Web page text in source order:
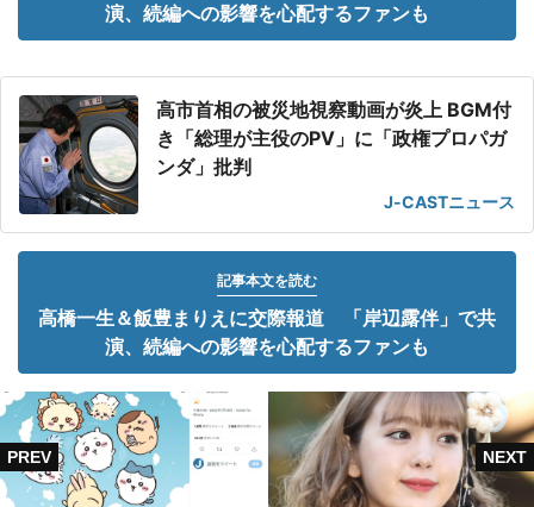
演、続編への影響を心配するファンも
高市首相の被災地視察動画が炎上 BGM付
き「総理が主役のPV」に「政権プロパガ
ンダ」批判
J-CASTニュース
記事本文を読む
高橋一生＆飯豊まりえに交際報道 「岸辺露伴」で共
演、続編への影響を心配するファンも